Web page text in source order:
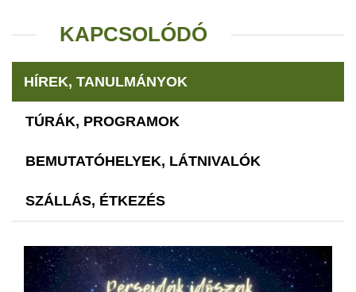
KAPCSOLÓDÓ
HÍREK, TANULMÁNYOK
TÚRÁK, PROGRAMOK
BEMUTATÓHELYEK, LÁTNIVALÓK
SZÁLLÁS, ÉTKEZÉS